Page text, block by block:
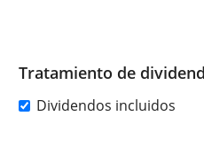
Tratamiento de
Dividendos incluidos